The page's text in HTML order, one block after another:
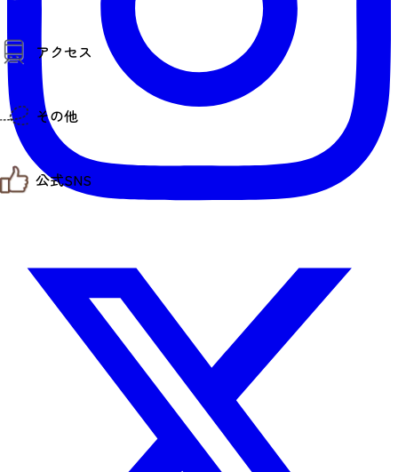
お役立ち情報
仙台観光マップ
アクセス
仙台までの経路検索
市内の交通情報
お得なチケット
その他
お知らせ
お問い合わせ
教育旅行
プライバシーポリシー
サイトマップ
仙臺写真館フォトギャラリー
公式SNS
仙台旅先体験コレクション Facebook
仙台旅先体験コレクション Instagaram